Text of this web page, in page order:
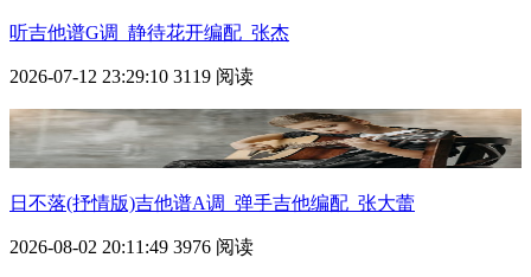
听吉他谱G调_静待花开编配_张杰
2026-07-12 23:29:10 3119 阅读
日不落(抒情版)吉他谱A调_弹手吉他编配_张大蕾
2026-08-02 20:11:49 3976 阅读